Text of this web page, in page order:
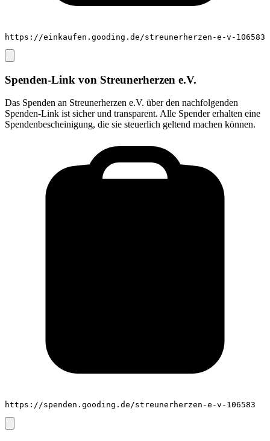
https://einkaufen.gooding.de/streunerherzen-e-v-106583
Spenden-Link von Streunerherzen e.V.
Das Spenden an Streunerherzen e.V. über den nachfolgenden
Spenden-Link ist sicher und transparent. Alle Spender erhalten eine
Spendenbescheinigung, die sie steuerlich geltend machen können.
https://spenden.gooding.de/streunerherzen-e-v-106583